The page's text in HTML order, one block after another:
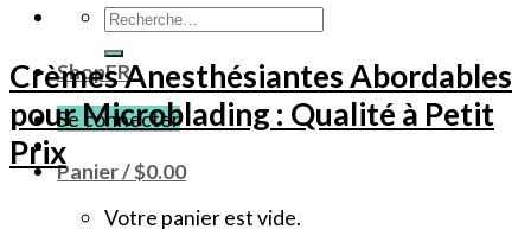
Recherche
ShopFR
Se connecter
Panier /$0.00
Votre panier est vide.
Crèmes Anesthésiantes Abordables
pour Microblading : Qualité à Petit
Prix